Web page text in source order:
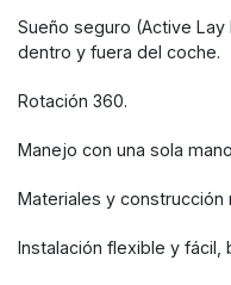
Sueño seguro (Active
dentro y fuera del coche.
Rotación 360.
Manejo con una sola
Materiales y construcción
Instalación flexible y fácil,